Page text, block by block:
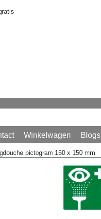
Winkelwagen Blogs
pictogram 150 x 150 mm